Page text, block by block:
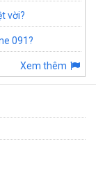
vời?
091?
Xem thêm